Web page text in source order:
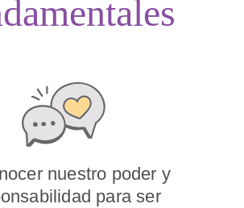
nuestro poder y
para ser